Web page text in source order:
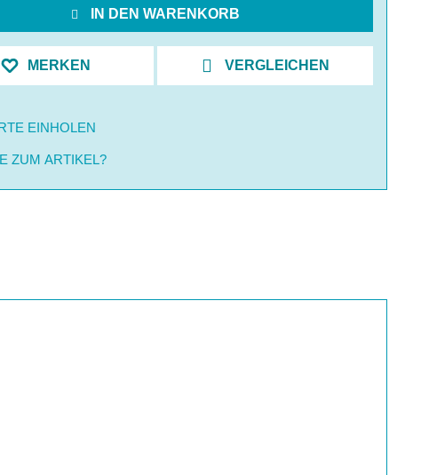
IN DEN WARENKORB
MERKEN VERGLEICHEN
EINHOLEN
ZUM ARTIKEL?